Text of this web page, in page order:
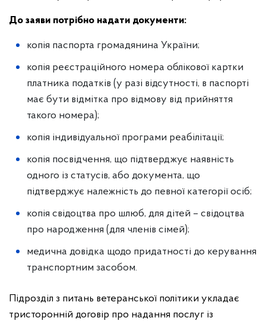
До заяви потрібно надати документи:
копія паспорта громадянина України;
копія реєстраційного номера облікової картки
платника податків (у разі відсутності, в паспорті
має бути відмітка про відмову від прийняття
такого номера);
копія індивідуальної програми реабілітації;
копія посвідчення, що підтверджує наявність
одного із статусів, або документа, що
підтверджує належність до певної категорії осіб;
копія свідоцтва про шлюб, для дітей – свідоцтва
про народження (для членів сімей);
медична довідка щодо придатності до керування
транспортним засобом.
Підрозділ з питань ветеранської політики укладає
тристоронній договір про надання послуг із